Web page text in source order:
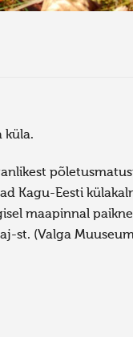
küla.
Kagu-Eesti
maapinnal
st. (Valga